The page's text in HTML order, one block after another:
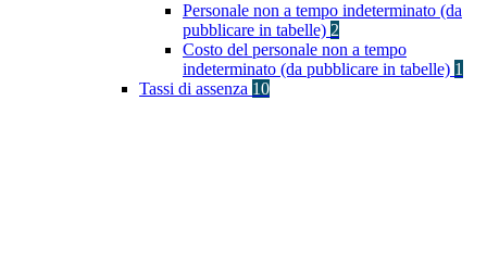
Personale non a tempo indeterminato (da
pubblicare in tabelle) 2
Costo del personale non a tempo
indeterminato (da pubblicare in tabelle) 1
Tassi di assenza 10